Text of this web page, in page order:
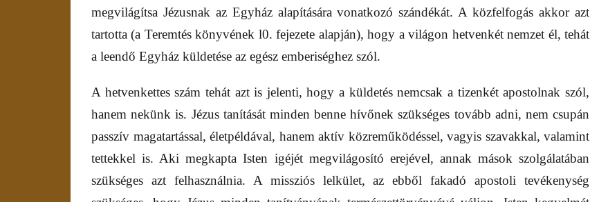
megvilágítsa Jézusnak az Egyház alapítására vonatkozó szándékát. A közfelfogás akkor azt
tartotta (a Teremtés könyvének l0. fejezete alapján), hogy a világon hetvenkét nemzet él, tehát
a leendő Egyház küldetése az egész emberiséghez szól.
A hetvenkettes szám tehát azt is jelenti, hogy a küldetés nemcsak a tizenkét apostolnak szól,
hanem nekünk is. Jézus tanítását minden benne hívőnek szükséges tovább adni, nem csupán
passzív magatartással, életpéldával, hanem aktív közreműködéssel, vagyis szavakkal, valamint
tettekkel is. Aki megkapta Isten igéjét megvilágosító erejével, annak mások szolgálatában
szükséges azt felhasználnia. A missziós lelkület, az ebből fakadó apostoli tevékenység